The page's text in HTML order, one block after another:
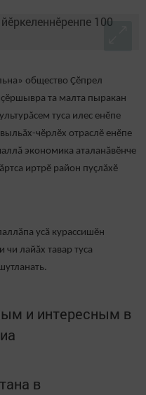
общество Ҫӗпрел
та малта пыракан
туса илес енӗпе
чӗрлӗх отраслӗ енӗпе
экономика аталанӑвӗнче
иртрӗ район пуçлăхӗ
усӑ курассишӗн
чи лайӑх тавар туса
и интересным в
в